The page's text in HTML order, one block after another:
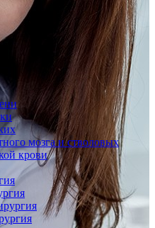
мозга и стволовых
крови